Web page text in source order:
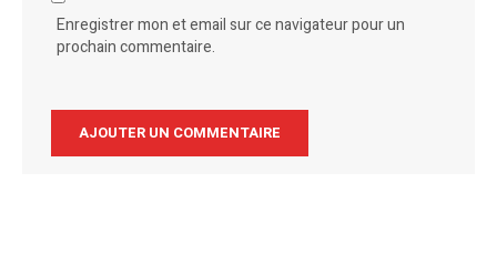
Enregistrer mon et email sur ce navigateur pour un
prochain commentaire.